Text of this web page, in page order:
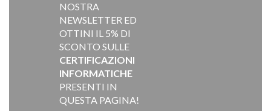
NOSTRA
NEWSLETTER ED
OTTINI IL 5% DI
SCONTO SULLE
CERTIFICAZIONI
INFORMATICHE
PRESENTI IN
QUESTA PAGINA!